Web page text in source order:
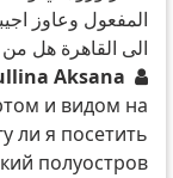
المفعول وعاوز
الى القاهرة هل
Aksana
и видом на
ли я посетить
полуостров ?